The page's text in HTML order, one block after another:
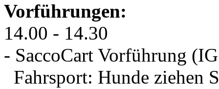
Vorführungen:
14.00 - 14.30
- SaccoCart Vorführung
Fahrsport: Hunde ziehen